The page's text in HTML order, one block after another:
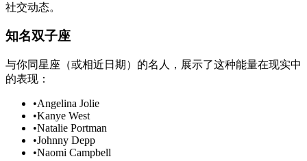
社交动态。
知名双子座
与你同星座（或相近日期）的名人，展示了这种能量在现实中
的表现：
•Angelina Jolie
•Kanye West
•Natalie Portman
•Johnny Depp
•Naomi Campbell